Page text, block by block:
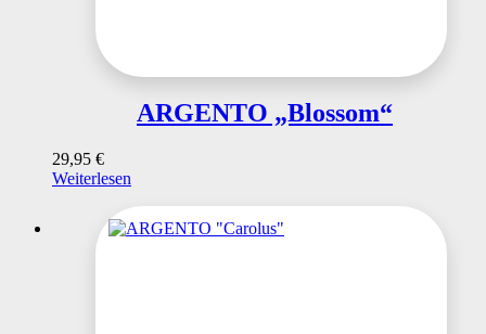
ARGENTO „Blossom“
29,95 €
Weiterlesen